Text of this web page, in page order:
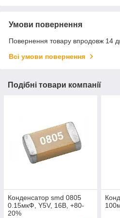
Умови повернення
Повернення товару впродовж 14
Всі умови повернення
Подібні товари компанії
Конденсатор smd 0805
0.15мкФ, Y5V, 16В, +80-
20%